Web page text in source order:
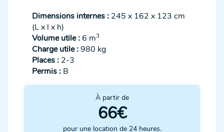
Dimensions internes : 245 x 162 x 123 cm
(L x l x h)
Volume utile :6 m3
Charge utile :980 kg
Places : 2-3
Permis : B
À partir de
66€
pour une location de 24 heures.